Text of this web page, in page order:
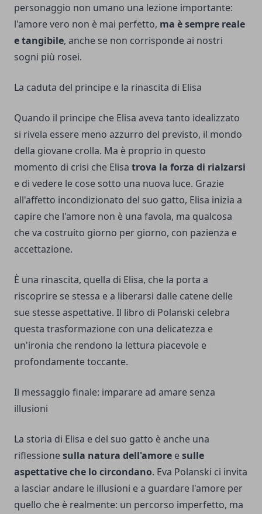
personaggio non umano una lezione importante:
l'amore vero non è mai perfetto, ma è sempre reale
e tangibile, anche se non corrisponde ai nostri
sogni più rosei.
La caduta del principe e la rinascita di Elisa
Quando il principe che Elisa aveva tanto idealizzato
si rivela essere meno azzurro del previsto, il mondo
della giovane crolla. Ma è proprio in questo
momento di crisi che Elisa trova la forza di rialzarsi
e di vedere le cose sotto una nuova luce. Grazie
all'affetto incondizionato del suo gatto, Elisa inizia a
capire che l'amore non è una favola, ma qualcosa
che va costruito giorno per giorno, con pazienza e
accettazione.
È una rinascita, quella di Elisa, che la porta a
riscoprire se stessa e a liberarsi dalle catene delle
sue stesse aspettative. Il libro di Polanski celebra
questa trasformazione con una delicatezza e
un'ironia che rendono la lettura piacevole e
profondamente toccante.
Il messaggio finale: imparare ad amare senza
illusioni
La storia di Elisa e del suo gatto è anche una
riflessionesulla natura dell'amore esulle
aspettative che lo circondano. Eva Polanski ci invita
a lasciar andare le illusioni e a guardare l'amore per
quello che è realmente: un percorso imperfetto, ma